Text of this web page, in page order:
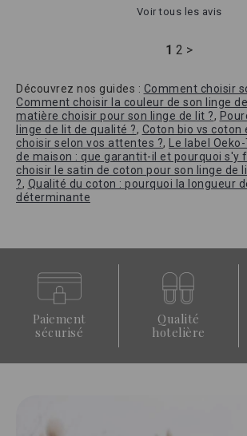
Voir tous les avis
1 2 >
Découvrez nos guides : Comment choisir
Comment choisir la couleur de son linge
matière choisir pour son linge de lit ?,
linge de lit de qualité ?, Coton bio vs coton
choisir selon vos attentes ?,
Le label
de maison : que garantit-il et pourquoi s'y
choisir le satin de coton pour son linge de
?, Qualité du coton : pourquoi la longueur
déterminante
Paiement
sécurisé
Qualité
hotelière